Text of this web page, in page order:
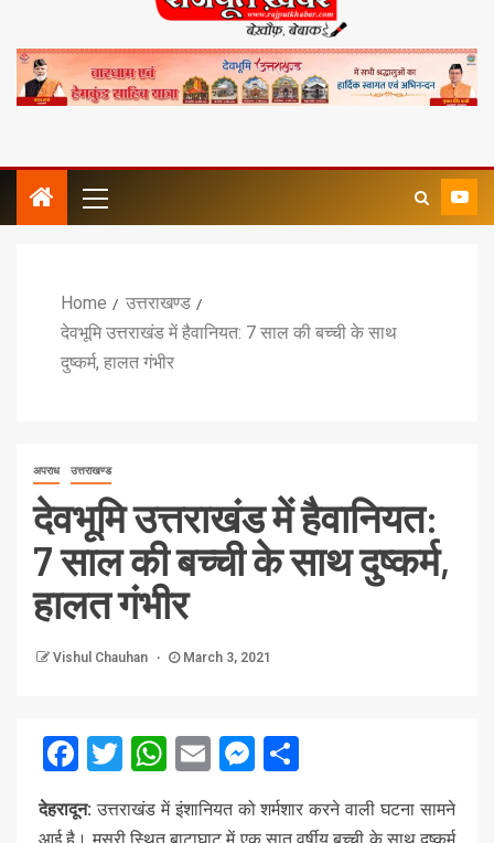
Home
उत्तराखण्ड
देवभूमि उत्तराखंड में हैवानियत: 7 साल की बच्ची के साथ
दुष्कर्म, हालत गंभीर
अपराध उत्तराखण्ड
देवभूमि उत्तराखंड में हैवानियत:
7 साल की बच्ची के साथ दुष्कर्म,
हालत गंभीर
Vishul Chauhan March 3, 2021
Facebook
Twitter
WhatsApp
EmailMessenger
देहरादून: उत्तराखंड में इंशानियत को शर्मशार करने वाली घटना सामने